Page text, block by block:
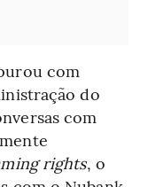
com
do
com
rights, o